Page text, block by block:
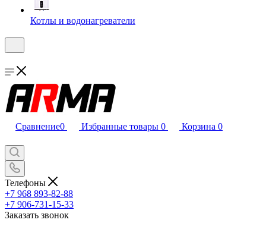
Котлы и водонагреватели
Сравнение0 Избранные товары 0 Корзина 0
Телефоны
+7 968 893-82-88
+7 906-731-15-33
Заказать звонок